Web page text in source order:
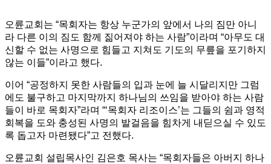
오륜교회는 “목회자는 항상 누군가의 앞에서 나의 짐만 아니
라 다른 이의 짐도 함께 짊어져야 하는 사람”이라며 “아무도 대
신할 수 없는 사명으로 힘들고 지쳐도 기도의 무릎을 포기하지
않는 이들”이라고 했다.
이어 “공정하지 못한 사람들의 입과 눈에 늘 시달리지만 그럼
에도 불구하고 마지막까지 하나님의 쓰임을 받아야 하는 사람
들이 바로 목회자”라며 “‘목회자 리조이스’는 그들의 쉼과 영적
회복을 도와 충성된 사명의 발걸음을 힘차게 내딛으실 수 있도
록 돕고자 마련됐다”고 전했다.
오륜교회 설립목사인 김은호 목사는 “목회자들은 아버지 하나